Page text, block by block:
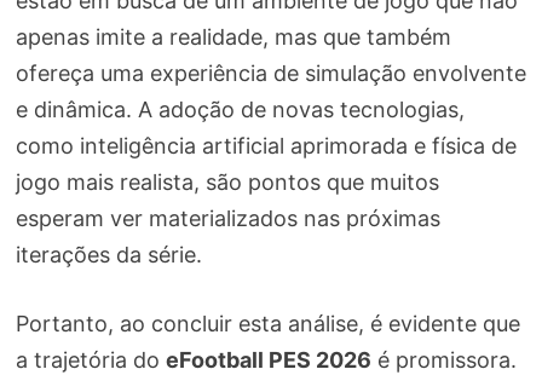
apenas imite a realidade, mas que também
ofereça uma experiência de simulação envolvente
e dinâmica. A adoção de novas tecnologias,
como inteligência artificial aprimorada e física de
jogo mais realista, são pontos que muitos
esperam ver materializados nas próximas
iterações da série.
Portanto, ao concluir esta análise, é evidente que
a trajetória do eFootball PES 2026 é promissora.